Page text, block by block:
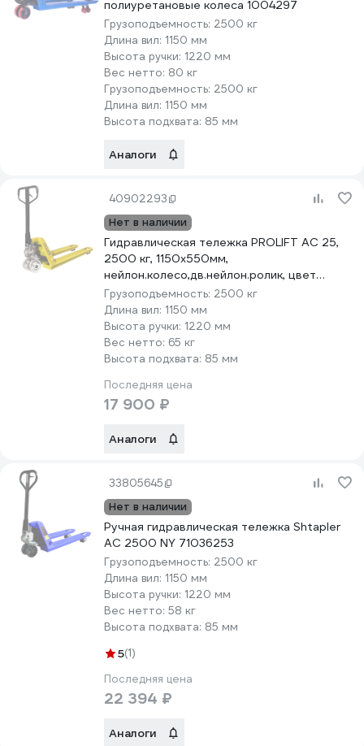
полиуретановые колеса 1004297
Грузоподъемность: 2500 кг
Длина вил: 1150 мм
Высота ручки: 1220 мм
Вес нетто: 80 кг
Грузоподъемность: 2500 кг
Длина вил: 1150 мм
Высота подхвата: 85 мм
Аналоги
40902293
Нет в наличии
Гидравлическая тележка PROLIFT AC 25,
2500 кг, 1150х550мм,
нейлон.колесо,дв.нейлон.ролик, цвет
желтый AC 25-1150x550-N/N-Y
Грузоподъемность: 2500 кг
Длина вил: 1150 мм
Высота ручки: 1220 мм
Вес нетто: 65 кг
Высота подхвата: 85 мм
Последняя цена
17 900 ₽
Аналоги
33805645
Нет в наличии
Ручная гидравлическая тележка Shtapler
AC 2500 NY 71036253
Грузоподъемность: 2500 кг
Длина вил: 1150 мм
Высота ручки: 1220 мм
Вес нетто: 58 кг
Высота подхвата: 85 мм
5(1)
Последняя цена
22 394 ₽
Аналоги